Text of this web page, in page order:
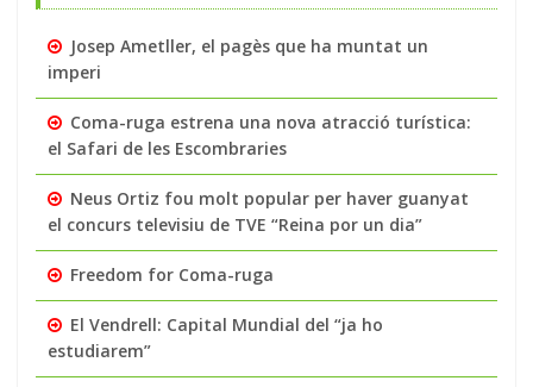
Josep Ametller, el pagès que ha muntat un
imperi
Coma-ruga estrena una nova atracció turística:
el Safari de les Escombraries
Neus Ortiz fou molt popular per haver guanyat
el concurs televisiu de TVE “Reina por un dia”
Freedom for Coma-ruga
El Vendrell: Capital Mundial del “ja ho
estudiarem”